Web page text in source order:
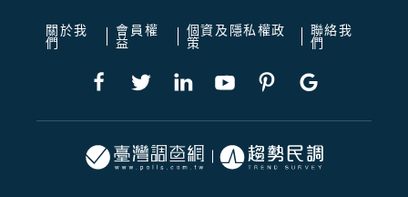
關於我
們
會員權
益
個資及隱私權政
策
聯絡我
們